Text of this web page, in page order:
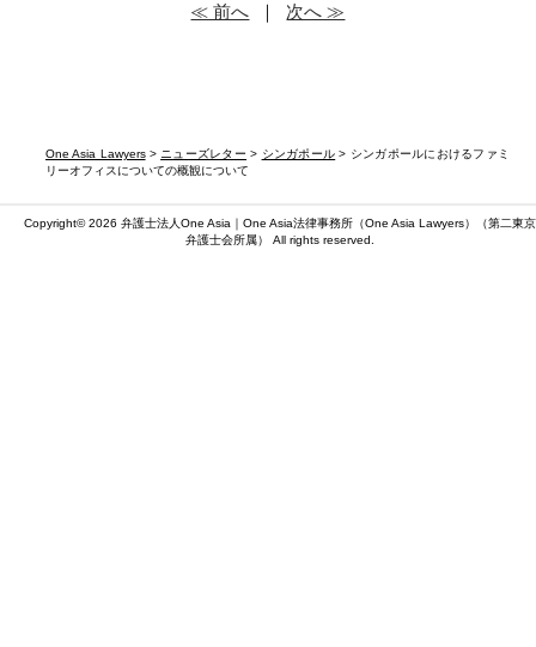
One Asia Lawyers> ニューズレター > シンガポール > シンガポールにおけるファミ
リーオフィスについての概観について
≪ 前へ ｜ 次へ ≫
Copyright© 2026 弁護士法人One Asia｜One Asia法律事務所（One Asia Lawyers）（第二東京
弁護士会所属） All rights reserved.